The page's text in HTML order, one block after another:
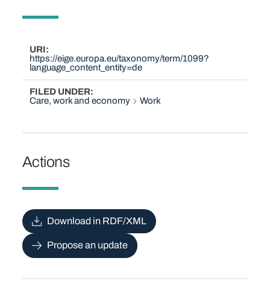
URI
https://eige.europa.eu/taxonomy/term/1099?
language_content_entity=de
FILED UNDER
Care, work and economy
Work
Actions
Download in RDF/XML
Propose an update